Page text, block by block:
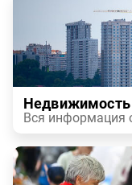
Недвижимость
Вся информация